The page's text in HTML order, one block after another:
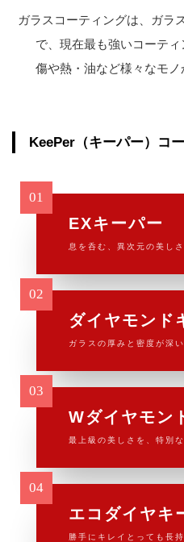
ガラスコーティングは、
ガラ
で、 現在最も強いコーティ
傷や熱・油など様々なモノ
KeePer（キーパー）コ
EXキーパー
息を呑む、異次元の美し
ダイヤモンド
ガラスの厚みと密度が深
Wダイヤモン
最上級の美しさを、特別
エコダイヤキ
勝手にキレイとっても長